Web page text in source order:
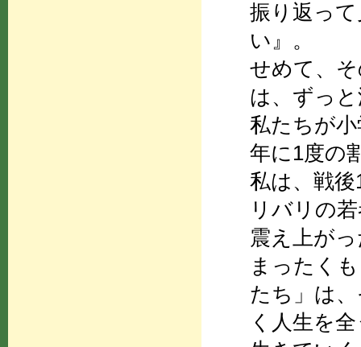
振り返っ
い』。
せめて、
は、ずっ
私たちが
年に1度の
私は、戦
リバリの
震え上が
まったく
たち」は
く人生を